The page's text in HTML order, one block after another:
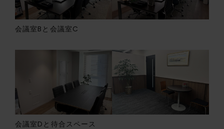
会議室Bと会議室C
会議室Dと待合スペース